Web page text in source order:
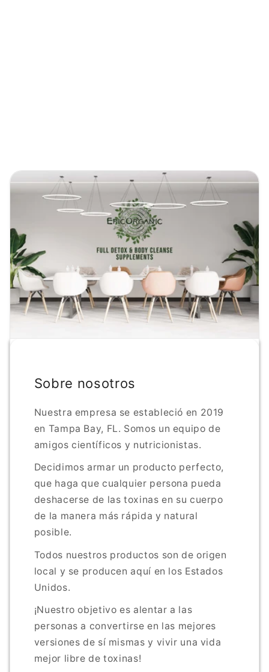
Sobre nosotros
Nuestra empresa se estableció en 2019
en Tampa Bay, FL. Somos un equipo de
amigos científicos y nutricionistas.
Decidimos armar un producto perfecto,
que haga que cualquier persona pueda
deshacerse de las toxinas en su cuerpo
de la manera más rápida y natural
posible.
Todos nuestros productos son de origen
local y se producen aquí en los Estados
Unidos.
¡Nuestro objetivo es alentar a las
personas a convertirse en las mejores
versiones de sí mismas y vivir una vida
mejor libre de toxinas!